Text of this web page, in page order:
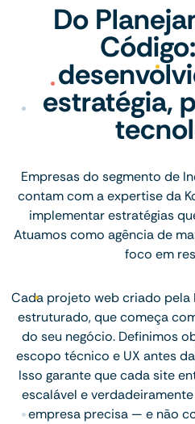
Do
estratégia,
Empresas do segmento de
contam com a expertise da
implementar estratégias
Atuamos como agência de
foco em
Cada projeto web criado pela
estruturado, que começa
do seu negócio. Definimos
escopo técnico e UX antes
Isso garante que cada site
escalável e
empresa precisa — e não